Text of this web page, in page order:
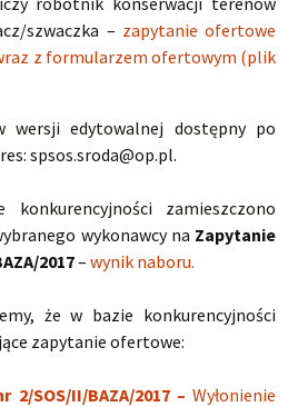
szwaczka – zapytanie ofertowe
z formularzem ofertowym (plik
wersji edytowalnej dostępny po
spsos.sroda@op.pl.
zamieszczono
wykonawcy na Zapytanie
2017– wynik naboru.
że w bazie konkurencyjności
zapytanie ofertowe:
SOS/II/BAZA/2017 – Wyłonienie